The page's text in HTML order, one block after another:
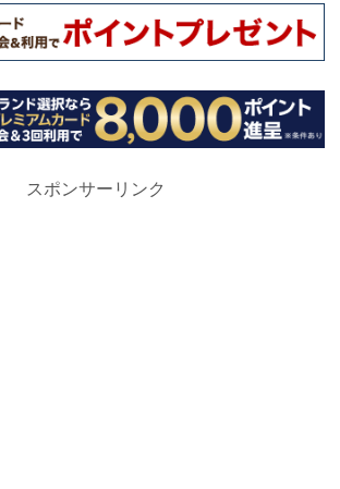
スポンサーリンク